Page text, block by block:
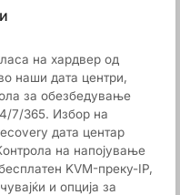
на хардвер од
наши дата центри,
за обезбедување
7/365. Избор на
дата центар
на напојување
KVM-преку-IP,
и опција за